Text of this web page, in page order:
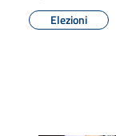
Elezioni